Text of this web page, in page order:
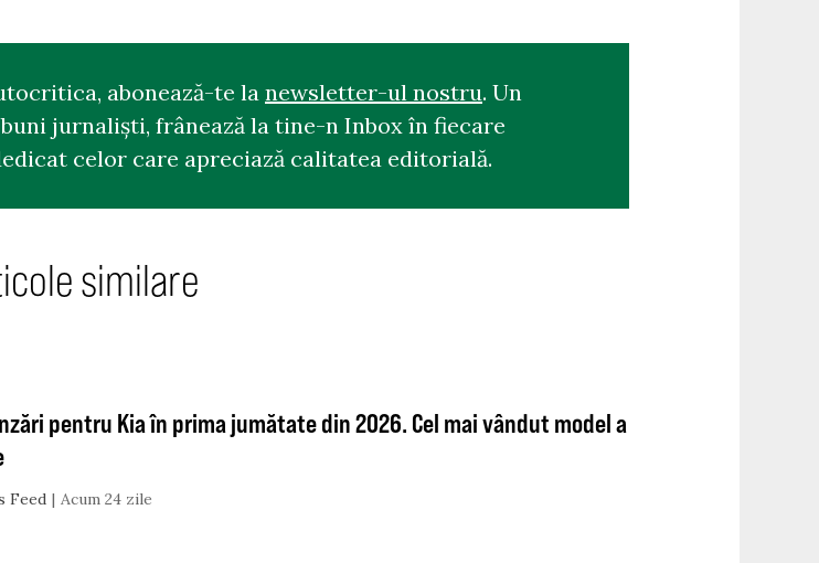
abonează-te la newsletter-ul nostru. Un
jurnaliști, frânează la tine-n Inbox în fiecare
celor care apreciază calitatea editorială.
similare
pentru Kia în prima jumătate din 2026. Cel mai vândut model a
Feed Acum 24 zile